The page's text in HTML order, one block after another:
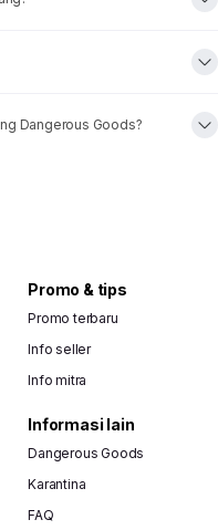
Dangerous Goods?
Promo & tips
Promo terbaru
Info seller
Info mitra
Informasi lain
Dangerous Goods
Karantina
FAQ